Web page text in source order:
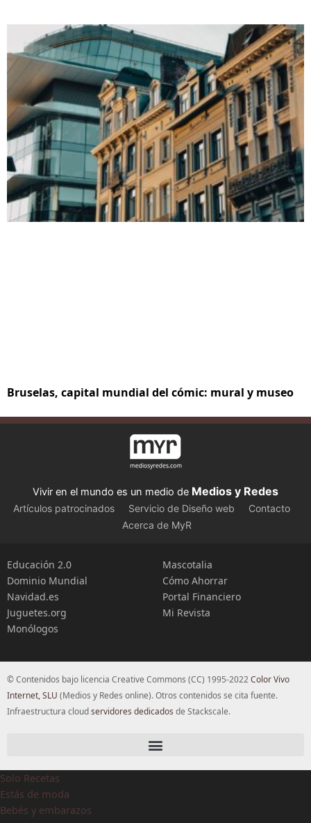
Bruselas, capital mundial del cómic: mural y museo
Vivir en el mundo es un medio de Medios y Redes
Artículos patrocinados Servicio de Diseño web
Contacto
Acerca de MyR
Educación 2.0
Dominio Mundial
Navidad.es
Juguetes.org
Monólogos
Mascotalia
Cómo Ahorrar
Portal Financiero
Mi Revista
© Contenidos bajo licencia Creative Commons (CC) 1995-2022Color Vivo
Internet, SLU (Medios y Redes online). Otros contenidos se cita fuente.
Infraestructura cloudservidores dedicados de Stackscale.
Solo Recetas
Estás de moda
Bebés y embarazos